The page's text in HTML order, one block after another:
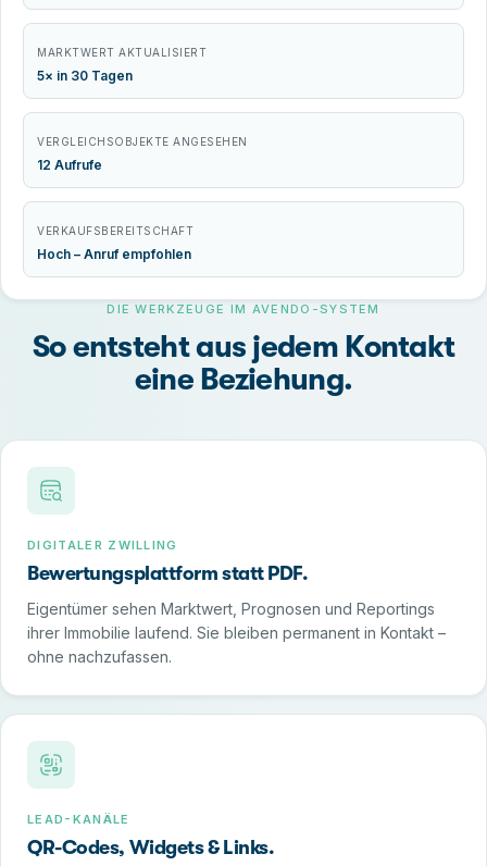
MARKTWERT AKTUALISIERT
5× in 30 Tagen
VERGLEICHSOBJEKTE ANGESEHEN
12 Aufrufe
VERKAUFSBEREITSCHAFT
Hoch – Anruf empfohlen
DIE WERKZEUGE IM AVENDO-SYSTEM
So entsteht aus jedem Kontakt
eine Beziehung.
DIGITALER ZWILLING
Bewertungsplattform statt PDF.
Eigentümer sehen Marktwert, Prognosen und Reportings
ihrer Immobilie laufend. Sie bleiben permanent in Kontakt –
ohne nachzufassen.
LEAD-KANÄLE
QR-Codes, Widgets & Links.